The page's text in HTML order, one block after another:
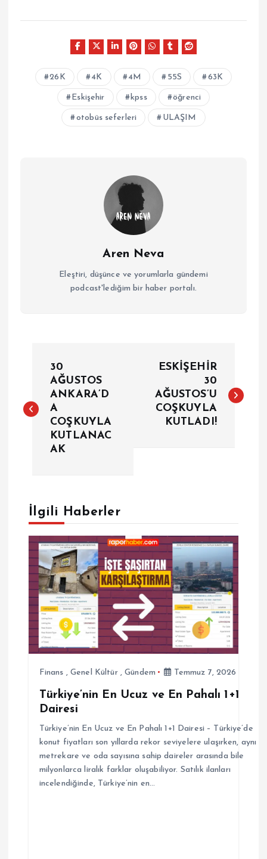
26K 4K 4M 55S 63K
Eskişehir kpss öğrenci
otobüs seferleri ULAŞIM
Aren Neva
Eleştiri, düşünce ve yorumlarla gündemi
podcast'lediğim bir haber portalı.
z
e
z
n
m
e
30
AĞUSTOS
ANKARA’D
A
COŞKUYLA
KUTLANAC
AK
ESKİŞEHİR
30
AĞUSTOS’U
COŞKUYLA
KUTLADI!
İlgili Haberler
Finans ,Genel Kültür,Gündem Temmuz 7, 2026
Türkiye’nin En Ucuz ve En Pahalı 1+1
Dairesi
Türkiye’nin En Ucuz ve En Pahalı 1+1 Dairesi – Türkiye’de
konut fiyatları son yıllarda rekor seviyelere ulaşırken, aynı
metrekare ve oda sayısına sahip daireler arasında bile
milyonlarca liralık farklar oluşabiliyor. Satılık ilanları
incelendiğinde, Türkiye’nin en…